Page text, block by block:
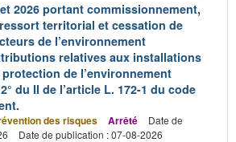
2026 portant commissionnement,
territorial et cessation de
de l’environnement
relatives aux installations
de l’environnement
du II de l’article L. 172-1 du code
des risques Arrêté
Date de
Date de publication : 07-08-2026